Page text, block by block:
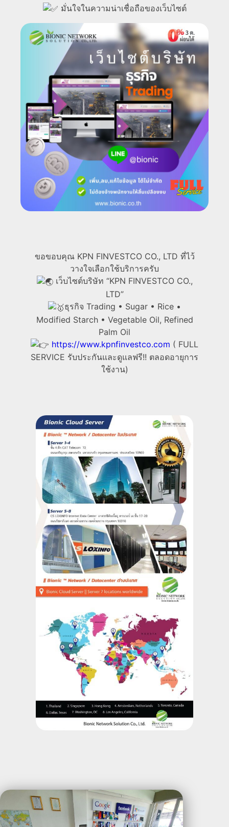
มั่นใจในความน่าเชื่อถือของเว็บไซต์
ขอขอบคุณ KPN FINVESTCO CO., LTD ที่ไว้
วางใจเลือกใช้บริการครับ
เว็บไซต์บริษัท “KPN FINVESTCO CO.,
LTD”
ธุรกิจ Trading • Sugar • Rice •
Modified Starch • Vegetable Oil, Refined
Palm Oil
https://www.kpnfinvestco.com ( FULL
SERVICE รับประกันและดูแลฟรี!! ตลอดอายุการ
ใช้งาน)